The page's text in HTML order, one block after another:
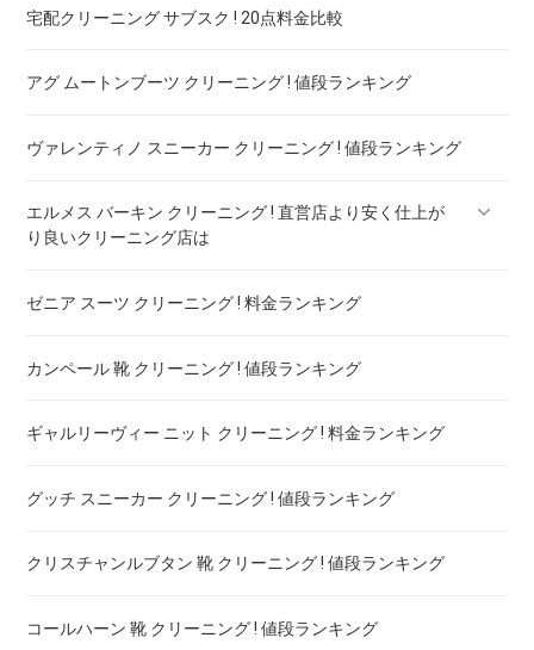
宅配クリーニング サブスク ! 20点料金比較
アグ ムートンブーツ クリーニング ! 値段ランキング
ヴァレンティノ スニーカー クリーニング ! 値段ランキング
エルメス バーキン クリーニング ! 直営店より安く仕上が
り良いクリーニング店は
エルメス ケリー クリーニング ! 直営店より安く仕上がり良い
ゼニア スーツ クリーニング ! 料金ランキング
カンペール 靴 クリーニング ! 値段ランキング
ギャルリーヴィー ニット クリーニング ! 料金ランキング
グッチ スニーカー クリーニング ! 値段ランキング
クリスチャンルブタン 靴 クリーニング ! 値段ランキング
コールハーン 靴 クリーニング ! 値段ランキング